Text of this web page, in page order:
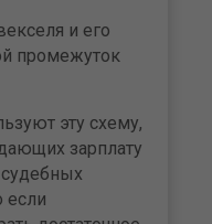
и его
промежуток
эту схему,
зарплату
если